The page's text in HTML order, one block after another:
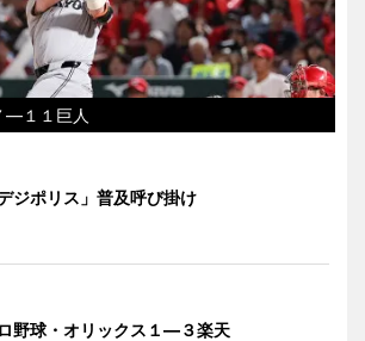
―１１巨人
デジポリス」普及呼び掛け
野球・オリックス１―３楽天